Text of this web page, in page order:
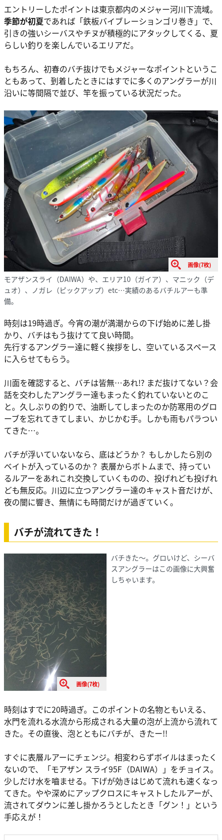
エントリーしたポイントは東京都内のメジャー河川下流域。
季節が初夏であれば「鉄板バイブレーションゴリ巻き」で、
引きの強いシーバスやチヌが積極的にアタックしてくる、夏
らしい釣りを楽しんでいるエリアだ。
もちろん、初春のバチ抜けでもメジャーなポイントというこ
ともあって、到着したときにはすでに多くのアングラーが川
沿いに等間隔で並び、竿を振っている状況だった。
画像(7枚)
モアザンスライ（DAIWA）や、エリア10（ガイア）、マニック（デ
ュオ）、ノガレ（ピックアップ）etc…実績のあるバチルアーも準
備。
時刻は19時過ぎ。今宵の潮が満潮からの下げ始めに差し掛
かり、バチはもう抜けてて良い時間。
先行するアングラー達に軽く挨拶をし、空いているスペース
に入らせてもらう。
川面を確認すると、バチは皆無…あれ!? まだ抜けてない？会
話を交わしたアングラー達もまったく釣れていないとのこ
と。久しぶりの釣りで、油断してしまったのか防寒用のグロ
ーブを忘れてきてしまい、かじかむ手。しかも雨もパラつい
てきた…。
バチが浮いていないなら、底はどうか？ もしかしたら別の
ベイトが入っているのか？ 表層からボトムまで、持ってい
るルアーをあれこれ交換していくものの、投げれども投げれ
ども無反応。川辺に立つアングラー達のキャスト音だけが、
夜の闇に響き、無情にも時間だけが過ぎていく。
バチが流れてきた！
画像(7枚)
バチきた〜。グロいけど、シーバ
スアングラーはこの画像に大興奮
しちゃいます。
時刻はすでに20時過ぎ。このポイントの名物ともいえる、
水門を流れる水流から形成される大量の泡が上流から流れて
きた。その直後、泡とともにバチが、きたー!!
すぐに表層ルアーにチェンジ。相変わらずボイルはまったく
ないので、「モアザン スライ95F（DAIWA）」をチョイス。
少しだけ水を嚙ませる。下げが効きはじめて流れも速くなっ
てきた。やや深めにアップクロスにキャストしたルアーが、
流されてダウンに差し掛かろうとしたとき「グン！」という
手応えが！